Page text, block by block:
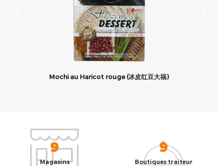
Mochi au Haricot rouge (冰皮红豆大福)
9
Magasins
9
Boutiques traiteur